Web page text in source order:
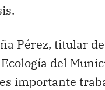
Pérez, titular
del
importante